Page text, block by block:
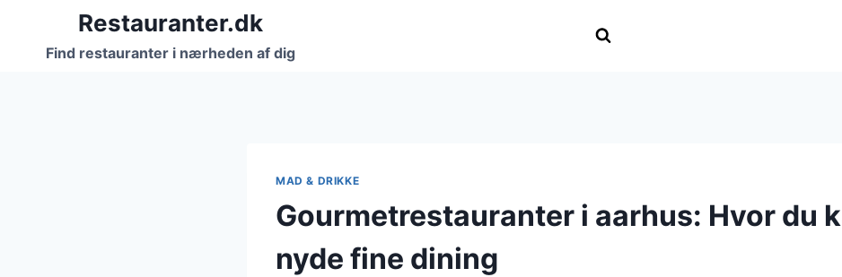
indhold
Restauranter.dk
Find restauranter i nærheden af dig
MAD & DRIKKE
Gourmetrestauranter i aarhus: Hvor du
nyde fine dining